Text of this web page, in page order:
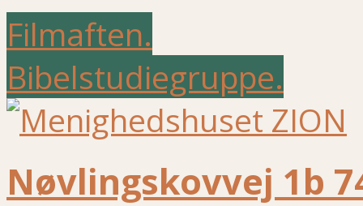
Filmaften.
Bibelstudiegruppe.
Nøvlingskovvej 1b